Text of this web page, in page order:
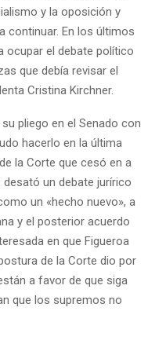
y la oposición y
continuar. En los últimos
ocupar el debate político
que debía revisar el
Cristina Kirchner.
pliego en el Senado con
hacerlo en la última
la Corte que cesó en a
un debate jurírico
un «hecho nuevo», a
y el posterior acuerdo
en que Figueroa
de la Corte dio por
a favor de que siga
que los supremos no